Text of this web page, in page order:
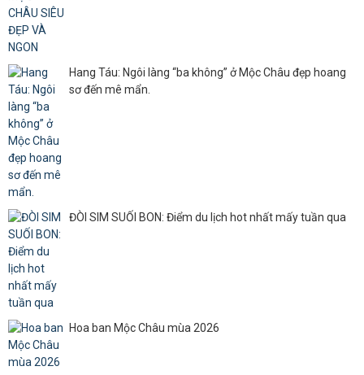
Hang Táu: Ngôi làng “ba không” ở Mộc Châu đẹp hoang
sơ đến mê mẩn.
ĐÒI SIM SUỐI BON: Điểm du lịch hot nhất mấy tuần qua
Hoa ban Mộc Châu mùa 2026